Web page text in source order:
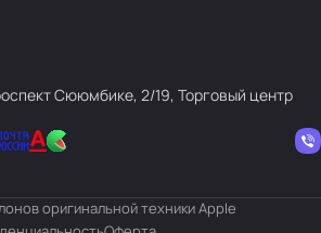
Сююмбике, 2/19, Торговый центр
оригинальной техники Apple